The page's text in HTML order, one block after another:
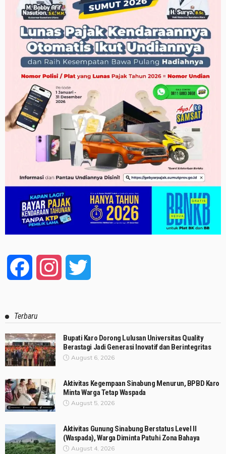
Facebook Instagram
Terbaru
Bupati Karo Dorong Lulusan Universitas Quality
Berastagi Jadi Generasi Inovatif dan Berintegritas
August 6, 2026
Aktivitas Kegempaan Sinabung Menurun, BPBD Karo
Minta Warga Tetap Waspada
August 5, 2026
Aktivitas Gunung Sinabung Berstatus Level II
(Waspada), Warga Diminta Patuhi Zona Bahaya
August 4, 2026